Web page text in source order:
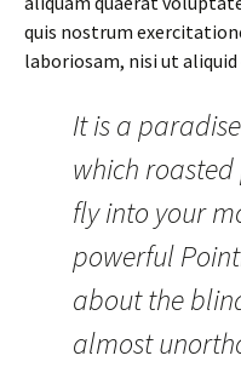
quis nostrum
laboriosam, nisi ut aliquid
It is a
which roasted
fly into your
powerful
about the
almost